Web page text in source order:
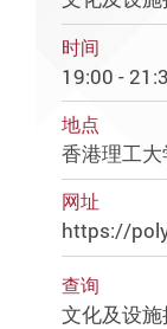
时间
19:00 -
地点
香港理工
网址
https://
查询
文化及设